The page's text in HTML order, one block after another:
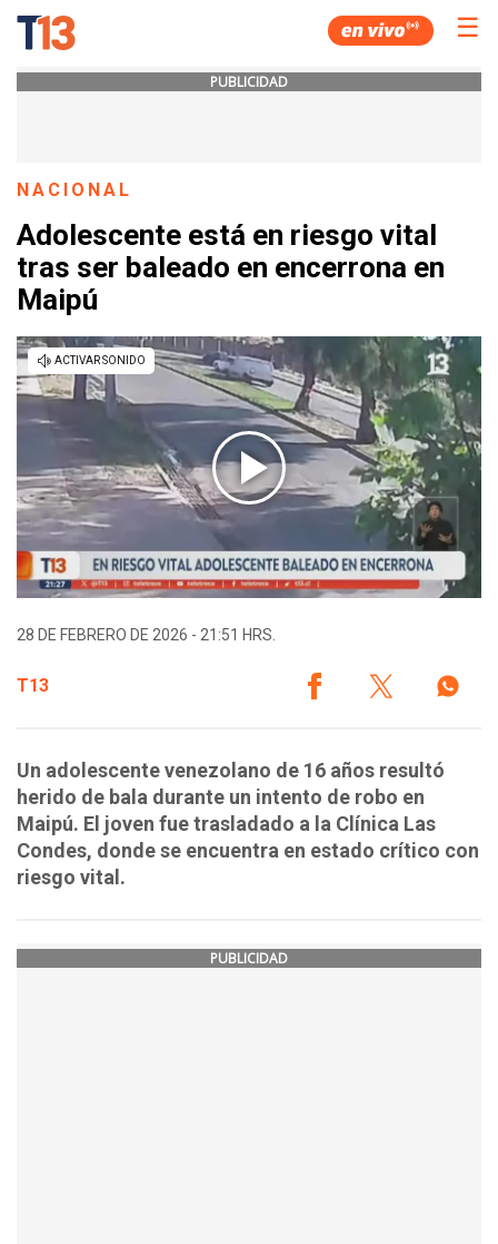
☰
PUBLICIDAD
NACIONAL
Adolescente está en riesgo vital
tras ser baleado en encerrona en
Maipú
28 DE FEBRERO DE 2026 - 21:51 HRS.
T13
Un adolescente venezolano de 16 años resultó
herido de bala durante un intento de robo en
Maipú. El joven fue trasladado a la Clínica Las
Condes, donde se encuentra en estado crítico con
riesgo vital.
PUBLICIDAD